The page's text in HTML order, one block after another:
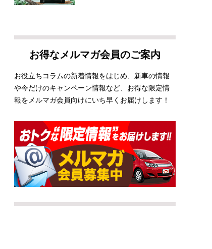
お得なメルマガ会員のご案内
お役立ちコラムの新着情報をはじめ、新車の情報
や今だけのキャンペーン情報など、お得な限定情
報をメルマガ会員向けにいち早くお届けします！